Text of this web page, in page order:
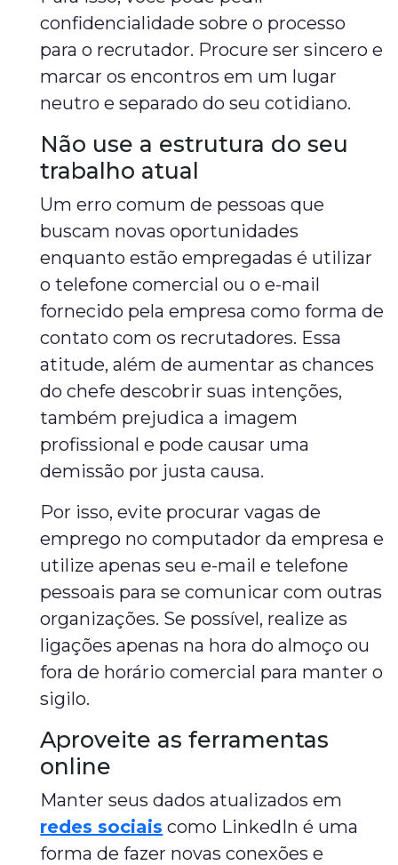
confidencialidade sobre o processo
para o recrutador. Procure ser sincero e
marcar os encontros em um lugar
neutro e separado do seu cotidiano.
Não use a estrutura do seu
trabalho atual
Um erro comum de pessoas que
buscam novas oportunidades
enquanto estão empregadas é utilizar
o telefone comercial ou o e-mail
fornecido pela empresa como forma de
contato com os recrutadores. Essa
atitude, além de aumentar as chances
do chefe descobrir suas intenções,
também prejudica a imagem
profissional e pode causar uma
demissão por justa causa.
Por isso, evite procurar vagas de
emprego no computador da empresa e
utilize apenas seu e-mail e telefone
pessoais para se comunicar com outras
organizações. Se possível, realize as
ligações apenas na hora do almoço ou
fora de horário comercial para manter o
sigilo.
Aproveite as ferramentas
online
Manter seus dados atualizados em
redes sociais como LinkedIn é uma
forma de fazer novas conexões e